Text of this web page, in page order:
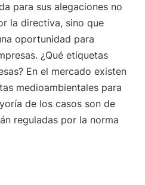
para sus alegaciones no
la directiva, sino que
oportunidad para
¿Qué etiquetas
En el mercado existen
medioambientales para
de los casos son de
reguladas por la norma